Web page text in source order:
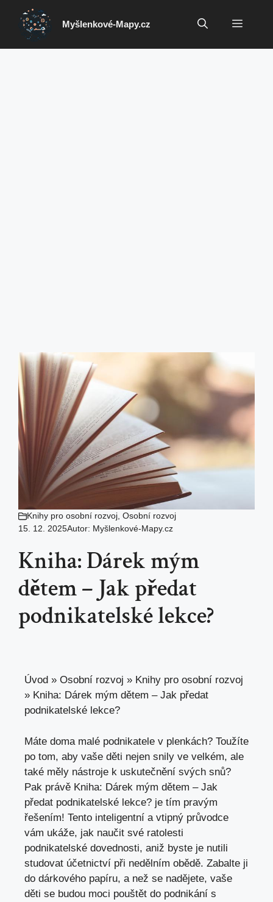
Přeskočit
obsah
Myšlenkové-Mapy.cz Menu
Knihy pro osobní rozvoj, Osobní rozvoj
15. 12. 2025Autor: Myšlenkové-Mapy.cz
Kniha: Dárek mým
dětem – Jak předat
podnikatelské lekce?
Úvod » Osobní rozvoj » Knihy pro osobní rozvoj
» Kniha: Dárek mým dětem – Jak předat
podnikatelské lekce?
Máte doma malé podnikatele v plenkách? Toužíte
po tom, aby vaše děti nejen snily ve⁤ velkém, ale
také měly nástroje k‍ uskutečnění svých snů?
Pak ⁣právě Kniha: Dárek mým dětem – Jak
předat podnikatelské lekce? je tím pravým⁣
řešením!⁣ Tento inteligentní a vtipný průvodce
vám ukáže, jak naučit⁢ své ratolesti
podnikatelské ‌dovednosti, aniž byste je nutili
studovat účetnictví⁢ při nedělním obědě. Zabalte ji
do dárkového papíru, ⁤a než se nadějete, vaše
⁢děti se budou moci pouštět do podnikání s